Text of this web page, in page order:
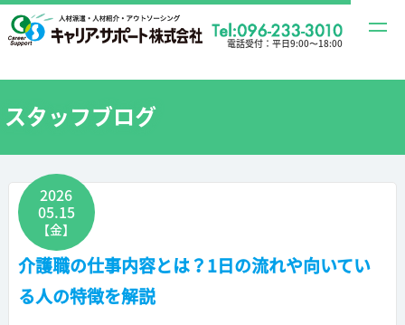
t
g
e
電話受付：平日9:00〜18:00
スタッフブログ
2026
05.15
【金】
介護職の仕事内容とは？1日の流れや向いてい
る人の特徴を解説